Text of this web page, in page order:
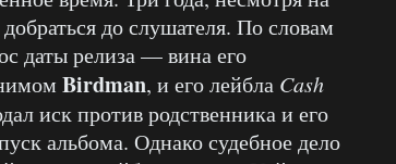
до слушателя. По словам
даты релиза — вина его
Birdman, и его лейбла Cash
иск против родственника и его
альбома. Однако судебное дело